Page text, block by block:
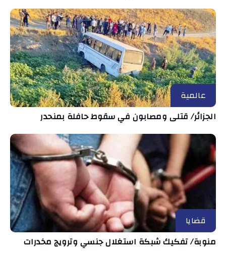
عالمية
الجزائر/ قتلى ومصابون في سقوط حافلة بمنحدر
قضايا
منوبة/ تفكيك شبكة استغلال جنسي وترويج مخدرات